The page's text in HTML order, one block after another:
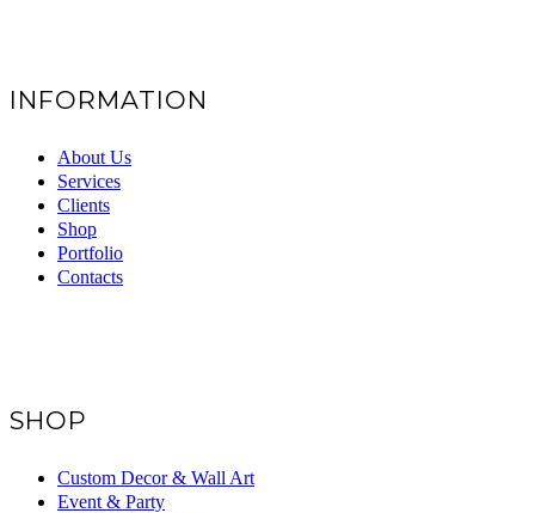
INFORMATION
About Us
Services
Clients
Shop
Portfolio
Contacts
SHOP
Custom Decor & Wall Art
Event & Party